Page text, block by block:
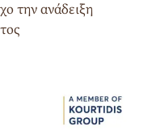
την ανάδειξη